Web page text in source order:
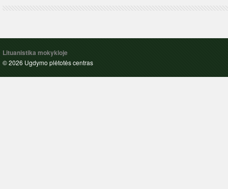
Lituanistika mokykloje
© 2026 Ugdymo plėtotės centras